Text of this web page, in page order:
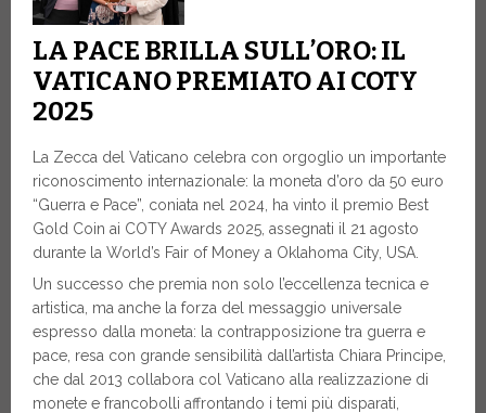
LA PACE BRILLA SULL’ORO: IL
VATICANO PREMIATO AI COTY
2025
La Zecca del Vaticano celebra con orgoglio un importante
riconoscimento internazionale: la moneta d’oro da 50 euro
“Guerra e Pace”, coniata nel 2024, ha vinto il premio Best
Gold Coin ai COTY Awards 2025, assegnati il 21 agosto
durante la World’s Fair of Money a Oklahoma City, USA.
Un successo che premia non solo l’eccellenza tecnica e
artistica, ma anche la forza del messaggio universale
espresso dalla moneta: la contrapposizione tra guerra e
pace, resa con grande sensibilità dall’artista Chiara Principe,
che dal 2013 collabora col Vaticano alla realizzazione di
monete e francobolli affrontando i temi più disparati,